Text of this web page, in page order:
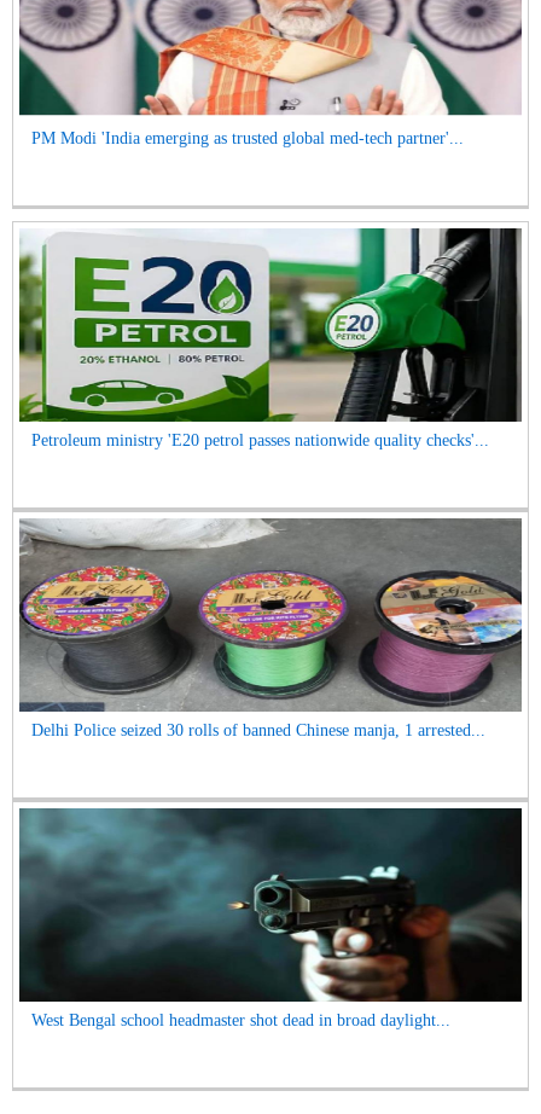
PM Modi 'India emerging as trusted global med-tech partner'...
Petroleum ministry 'E20 petrol passes nationwide quality checks'...
Delhi Police seized 30 rolls of banned Chinese manja, 1 arrested...
West Bengal school headmaster shot dead in broad daylight...